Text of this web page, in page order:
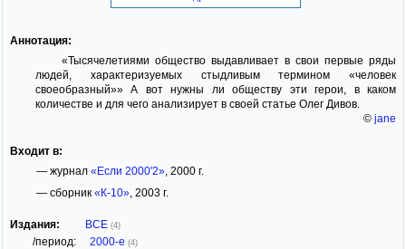
Аннотация:
«Тысячелетиями общество выдавливает в свои первые ряды
людей, характеризуемых стыдливым термином «человек
своеобразный»» А вот нужны ли обществу эти герои, в каком
количестве и для чего анализирует в своей статье Олег Дивов.
© jane
Входит в:
— журнал «Если 2000'2», 2000 г.
— сборник «К-10», 2003 г.
Издания: ВСЕ (4)
/период: 2000-е (4)